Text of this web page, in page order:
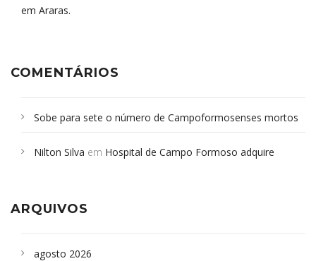
em Araras.
COMENTÁRIOS
Sobe para sete o número de Campoformosenses mortos
Campoformosenses que morreram em desabamentos são
Nilton Silva em Hospital de Campo Formoso adquire
ARQUIVOS
agosto 2026